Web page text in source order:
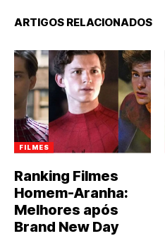
ARTIGOS RELACIONADOS
FILMES
Ranking Filmes
Homem-Aranha:
Melhores após
Brand New Day